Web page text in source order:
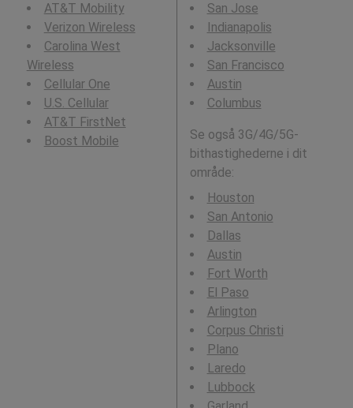
AT&T Mobility
Verizon Wireless
Carolina West
Wireless
Cellular One
U.S. Cellular
AT&T FirstNet
Boost Mobile
San Jose
Indianapolis
Jacksonville
San Francisco
Austin
Columbus
Se også 3G/4G/5G-
bithastighederne i dit
område:
Houston
San Antonio
Dallas
Austin
Fort Worth
El Paso
Arlington
Corpus Christi
Plano
Laredo
Lubbock